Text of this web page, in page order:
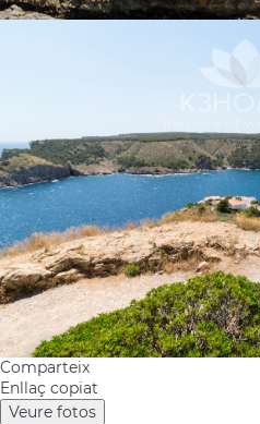
Comparteix
Enllaç copiat
Veure fotos